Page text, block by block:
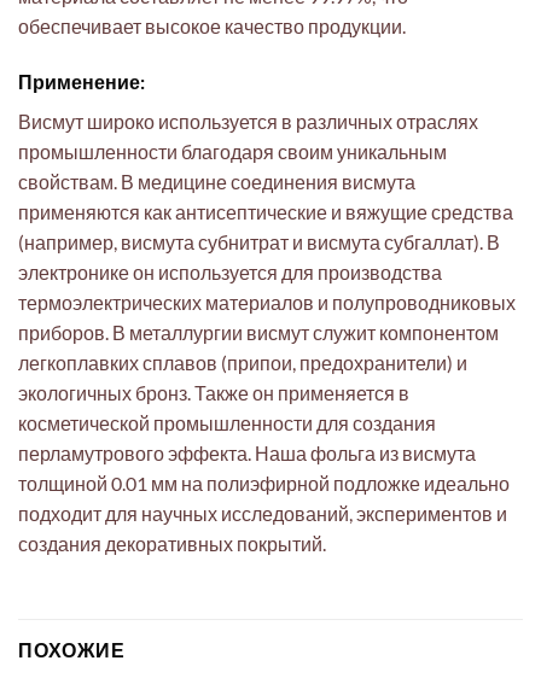
обеспечивает высокое качество продукции.
Применение:
Висмут широко используется в различных отраслях
промышленности благодаря своим уникальным
свойствам. В медицине соединения висмута
применяются как антисептические и вяжущие средства
(например, висмута субнитрат и висмута субгаллат). В
электронике он используется для производства
термоэлектрических материалов и полупроводниковых
приборов. В металлургии висмут служит компонентом
легкоплавких сплавов (припои, предохранители) и
экологичных бронз. Также он применяется в
косметической промышленности для создания
перламутрового эффекта. Наша фольга из висмута
толщиной 0.01 мм на полиэфирной подложке идеально
подходит для научных исследований, экспериментов и
создания декоративных покрытий.
ПОХОЖИЕ